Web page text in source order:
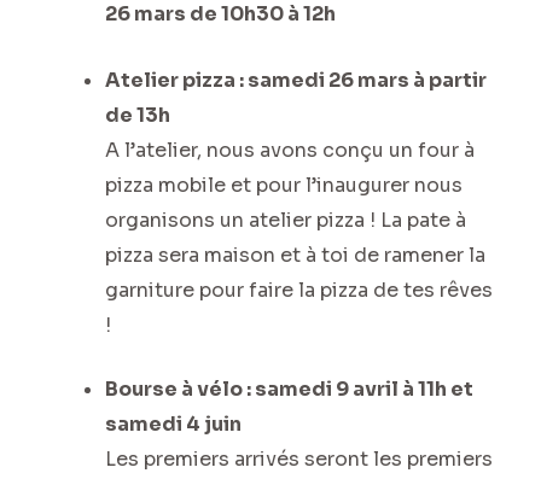
26 mars de 10h30 à 12h
Atelier pizza : samedi 26 mars à partir
de 13h
A l’atelier, nous avons conçu un four à
pizza mobile et pour l’inaugurer nous
organisons un atelier pizza ! La pate à
pizza sera maison et à toi de ramener la
garniture pour faire la pizza de tes rêves
!
Bourse à vélo : samedi 9 avril à 11h et
samedi 4 juin
Les premiers arrivés seront les premiers